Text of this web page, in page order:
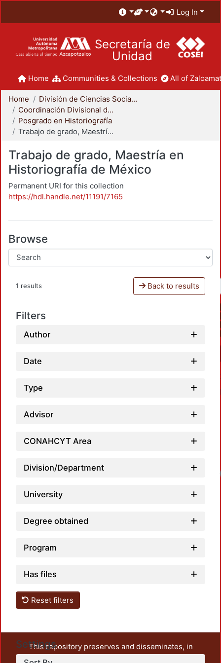
Log In
Secretaría de
Unidad
Home Communities & Collections All of
Home
División de Ciencias Sociales y Humanidades
Coordinación Divisional de Posgrado
Posgrado en Historiografía
Trabajo de grado, Maestría en Historiografía de México
Trabajo de grado, Maestría en
Historiografía de México
Permanent URI for this collection
https://hdl.handle.net/11191/7165
Browse
1 results Back to results
Filters
Author
Date
Type
Advisor
CONAHCYT Area
Division/Department
University
Degree obtained
Program
Has files
Reset filters
Settings
This repository preserves and disseminates, in
unrestricted open access, the teaching and research